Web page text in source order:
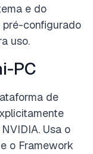
e do
pré-configurado
uso.
PC
de
Usa o
o Framework